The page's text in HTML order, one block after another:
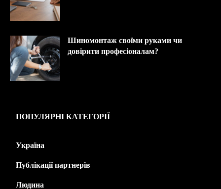
Шиномонтаж своїми руками чи
довірити професіоналам?
ПОПУЛЯРНІ КАТЕГОРІЇ
Україна
Публікації партнерів
Людина